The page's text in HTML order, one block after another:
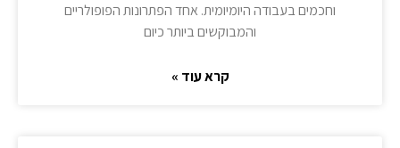
וחכמים בעבודה היומיומית. אחד הפתרונות הפופולריים
והמבוקשים ביותר כיום
קרא עוד »